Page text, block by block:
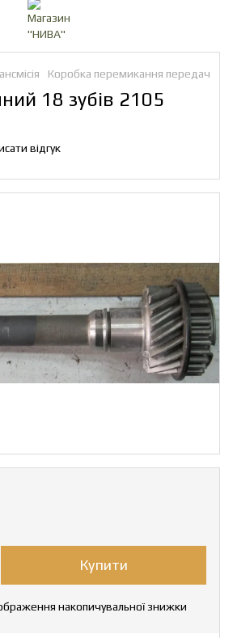
Коробка перемикання передач
18 зубів 2105
відгук
Купити
накопичувальної знижки